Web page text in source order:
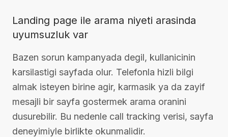
Landing page ile arama niyeti arasinda
uyumsuzluk var
Bazen sorun kampanyada degil, kullanicinin
karsilastigi sayfada olur. Telefonla hizli bilgi
almak isteyen birine agir, karmasik ya da zayif
mesajli bir sayfa gostermek arama oranini
dusurebilir. Bu nedenle call tracking verisi, sayfa
deneyimiyle birlikte okunmalidir.